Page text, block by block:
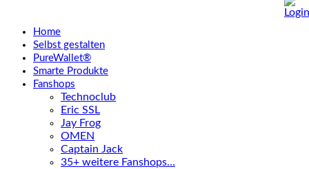
Home
Selbst gestalten
PureWallet®
Smarte Produkte
Fanshops
Technoclub
Eric SSL
Jay Frog
OMEN
Captain Jack
35+ weitere Fanshops…